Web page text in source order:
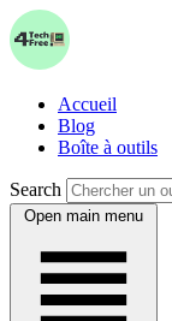
Accueil
Blog
Boîte à outils
Search
Open main menu